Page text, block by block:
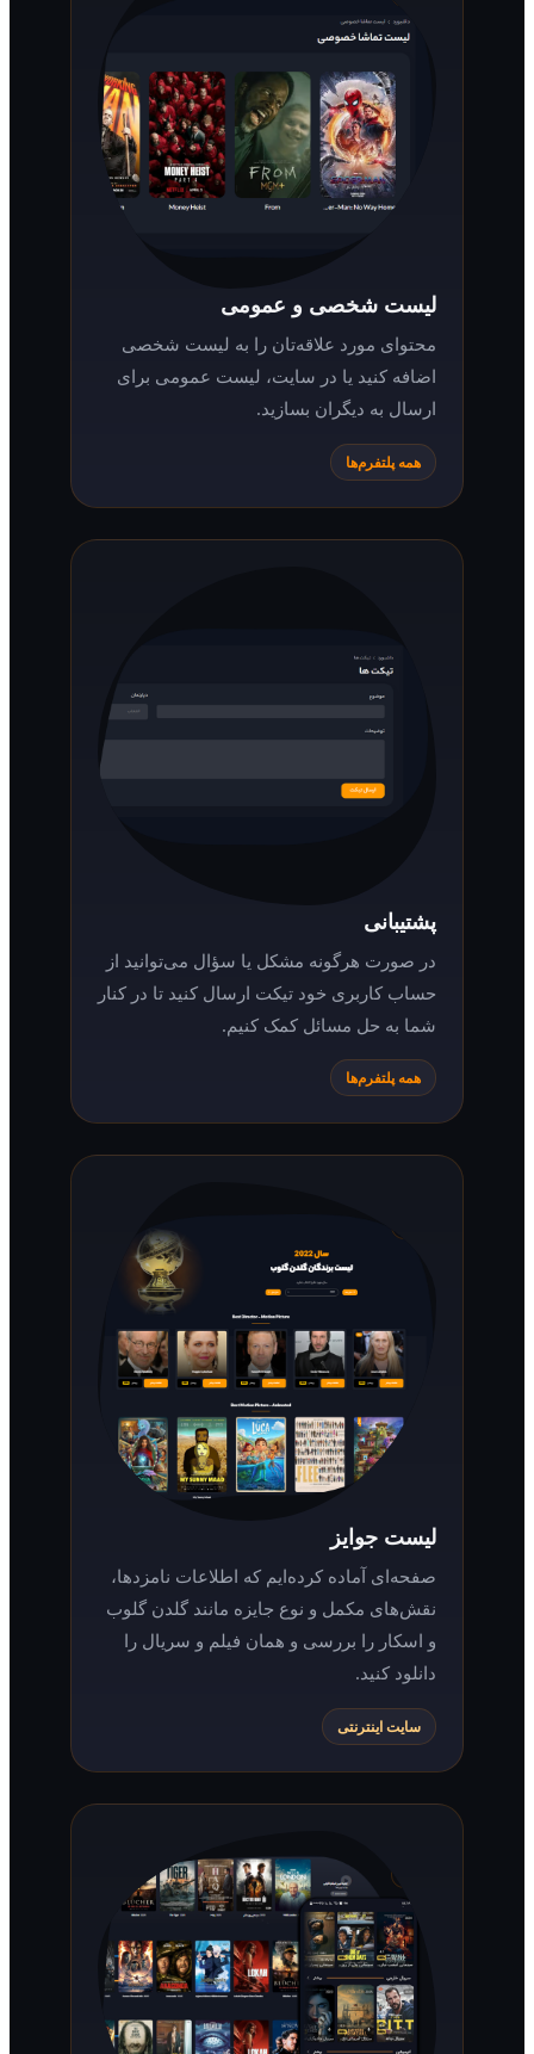
لیست شخصی و عمومی
محتوای مورد علاقه‌تان را به لیست شخصی
اضافه کنید یا در سایت، لیست عمومی برای
ارسال به دیگران بسازید.
همه پلتفرم‌ها
در صورت هرگونه مشکل یا سؤال می‌توانید از
حساب کاربری خود تیکت ارسال کنید تا در کنار
شما به حل مسائل کمک کنیم.
همه پلتفرم‌ها
لیست جوایز
صفحه‌ای آماده کرده‌ایم که اطلاعات نامزدها،
نقش‌های مکمل و نوع جایزه مانند گلدن گلوب
و اسکار را بررسی و همان فیلم و سریال را
سایت اینترنتی